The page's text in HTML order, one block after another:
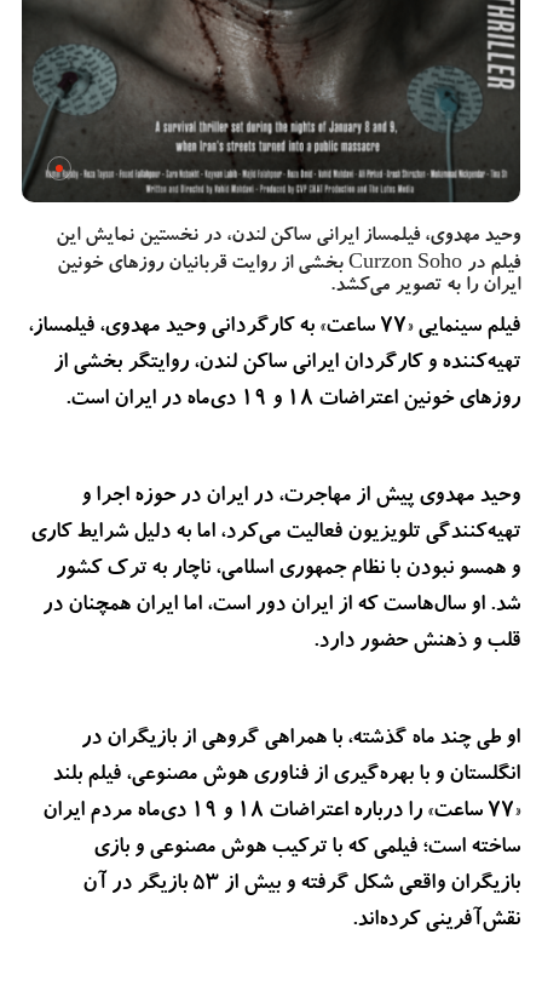
وحید مهدوی، فیلمساز ایرانی ساکن لندن، در نخستین نمایش این
فیلم در Curzon Soho بخشی از روایت قربانیان روزهای خونین
ایران را به تصویر می‌کشد.
فیلم سینمایی «۷۷ ساعت» به کارگردانی وحید مهدوی، فیلمساز،
تهیه‌کننده و کارگردان ایرانی ساکن لندن، روایتگر بخشی از
روزهای خونین اعتراضات ۱۸ و ۱۹ دی‌ماه در ایران است.
وحید مهدوی پیش از مهاجرت، در ایران در حوزه اجرا و
تهیه‌کنندگی تلویزیون فعالیت می‌کرد، اما به دلیل شرایط کاری
و همسو نبودن با نظام جمهوری اسلامی، ناچار به ترک کشور
شد. او سال‌هاست که از ایران دور است، اما ایران همچنان در
قلب و ذهنش حضور دارد.
او طی چند ماه گذشته، با همراهی گروهی از بازیگران در
انگلستان و با بهره‌گیری از فناوری هوش مصنوعی، فیلم بلند
«۷۷ ساعت» را درباره اعتراضات ۱۸ و ۱۹ دی‌ماه مردم ایران
ساخته است؛ فیلمی که با ترکیب هوش مصنوعی و بازی
بازیگران واقعی شکل گرفته و بیش از ۵۳ بازیگر در آن
نقش‌آفرینی کرده‌اند.